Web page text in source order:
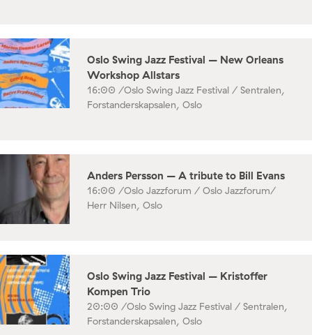
Oslo Swing Jazz Festival – New Orleans
Workshop Allstars
16:00 /Oslo Swing Jazz Festival / Sentralen,
Forstanderskapsalen, Oslo
Anders Persson – A tribute to Bill Evans
16:00 /Oslo Jazzforum / Oslo Jazzforum/
Herr Nilsen, Oslo
Oslo Swing Jazz Festival – Kristoffer
Kompen Trio
20:00 /Oslo Swing Jazz Festival / Sentralen,
Forstanderskapsalen, Oslo